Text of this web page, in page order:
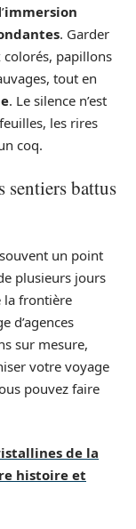
immersion
. Garder
colorés, papillons
tout en
. Le silence n’est
les rires
coq.
sentiers battus
un point
plusieurs jours
la frontière
d’agences
sur mesure,
votre voyage
pouvez faire
de la
histoire et